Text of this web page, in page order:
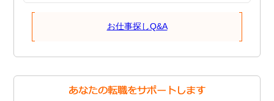
お仕事探しQ&A